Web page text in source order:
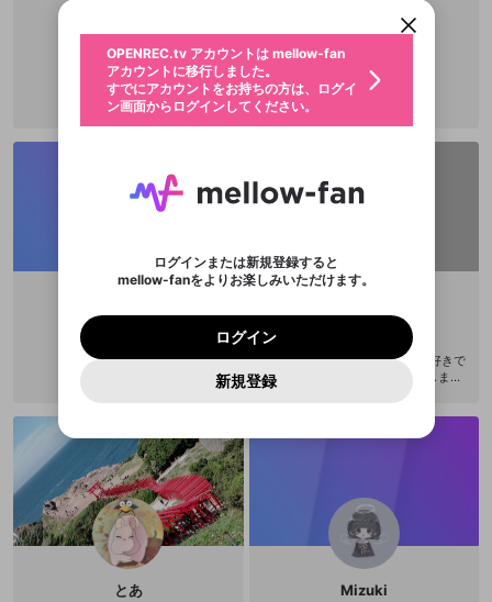
tomo_takauno_love @
moe us ａｙａｋａ
あやかです！ aヲタで、全員大好きで
す♥ これからよろしくお願いします
とあ Mizuki
チームメンバーに追加しますか？
キャンセル はい
ブロックリストに追加しますか？
キャンセル OK
この動画の公開は終了しました
OK
ファンレター
応援している配信者にファンレターを送ることがで
※ファンレター機能は有料サービスです。
ファンレターを作成
固定動画に設定
マイページに表示されている動画 (ライブ配信、配
信予定、アーカイブ、アップロード動画) をページ
のトップに1つ固定できます。動画タイトル横のメ
ニューより設定することができます。
動画プレイリストを選択
動画のプレイリストを一つ選択すると、そのプレイ
ることができます。
動画プレイリストを選択
選択できるプレイリストがありません。
動画プレイリストがありません
閉じる
ポイントが不足しています
ご確認ください
した。 サービスを利用するには変更後の内容を
を確認しました。
確認しました
新規登録
メールアドレスで新規登録
または
Google
Yahoo! JAPAN
Appleでサインアップ
mellow-fanの利用規約・プライバシーポリシー
サービスとのID連携に関する同意事項
で、次にお進みください
@
次にお進みください。
アカウント作成
mellow-fanからのお得な情報をメールで受
け取る
ログイン
メールアドレスでログイン
または
Google
Yahoo! JAPAN
Appleでサインイン
mellow-fanの利用規約・プライバシーポリシー
サービスとのID連携に関する同意事項
で、次にお進みください
ログイン
ログイン
パスワードを忘れた方はこちら
アカウントをお持ちですか？アカウントを作成する
OPENREC.tv アカウントは mellow-fan
アカウントに移行しました。
すでにアカウントをお持ちの方は、ログイ
ン画面からログインしてください。
ログインまたは新規登録すると
mellow-fanをよりお楽しみいただけます。
ログイン
新規登録
登録したメールアドレスを入力し、送信してくださ
再設定する
入力していただいたメールアドレ
スに、パスワード再設定用URLを
のでご確認ください
OK
年 月
生年月は登録後に変更できません。
お住まいの地域
ご登録いただいた情報はサービスの向上を目的
として使用いたします。
一部サービスをご利用いただくには、生年月の
登録が必要です。
登録
あとで登録
認証コードの入力
メイン及びcs.openrec.co.jpドメイン）が受信拒否設
定に含まれていないかご確認ください。
入力
セッションの有効期限が切れたた
プレミアム会員に入会
不適切なユーザーとして報告しま
すか？
問題を選択してください
わいせつな表現
著作権の侵害
なりすまし行為
出会いを誘導する行為
ねずみ講やマルチ商法
誤解を招く配信設定
ゲームの録画禁止区域の配信
0
報告された問題については、利用規約に違反しているか
どうかをスタッフが確認します。
用することは、利用規約違反になります。
送信
サブスクシェア
閉じる
Discordアカウントをお持ちでない方
Discordアカウントを作成
Discordは第三者が提供するコミュニティーサービスで、
mellow-fanとは関わりがありません。Discordに関してのお
問い合わせにはお答えすることができません。Discordの仕
様変更により、限定コミュニティ特典の提供が終了する可能
外部サービスとのID連携に関する同意事項
Discordとは？ Discordに参加する